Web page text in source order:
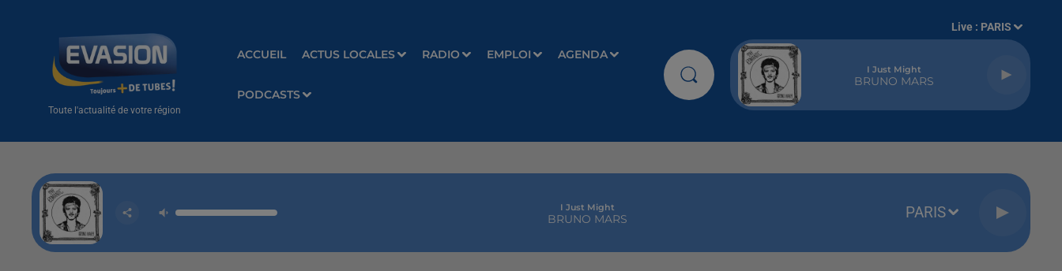
Toute l'actualité de votre région
ACCUEIL ACTUS LOCALES RADIO EMPLOI AGENDA
PODCASTS
Live : PARIS
I Just Might
BRUNO MARS
I Just Might
BRUNO MARS PARIS